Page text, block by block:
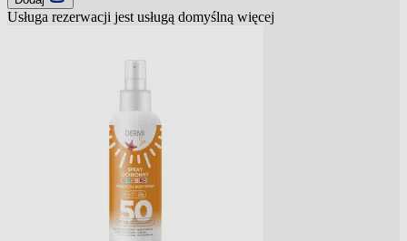
Usługa rezerwacji jest usługą domyślną więcej